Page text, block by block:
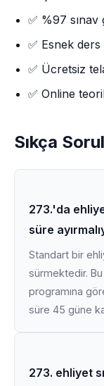
✅ %97 sınav
✅ Esnek
✅ Ücretsiz
✅ Online
Sıkça
273.'da
süre
Standart bir
sürmektedir.
programına
süre 45 güne
273. ehliyet